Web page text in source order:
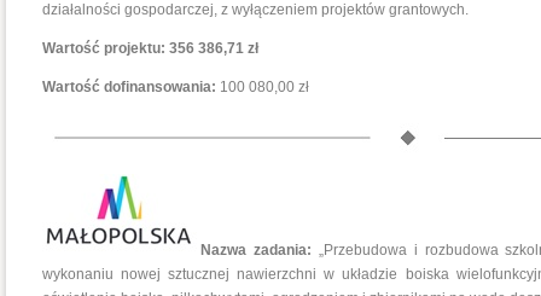
działalności gospodarczej, z wyłączeniem projektów grantowych.
Wartość projektu: 356 386,71 zł
Wartość dofinansowania: 100 080,00 zł
Nazwa zadania: „Przebudowa i rozbudowa
wykonaniu nowej sztucznej nawierzchni w układzie boiska